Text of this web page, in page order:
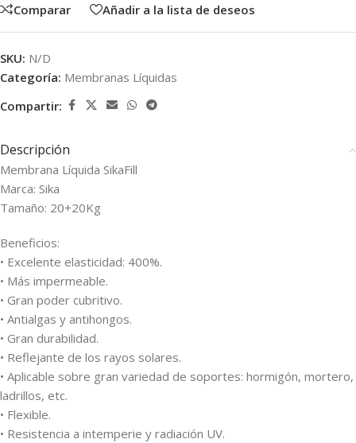
Comparar Añadir a la lista de deseos
SKU: N/D
Categoría: Membranas Líquidas
Compartir:
Descripción
Membrana Líquida SikaFill
Marca: Sika
Tamaño: 20+20Kg
Beneficios:
• Excelente elasticidad: 400%.
• Más impermeable.
• Gran poder cubritivo.
• Antialgas y antihongos.
• Gran durabilidad.
• Reflejante de los rayos solares.
• Aplicable sobre gran variedad de soportes: hormigón, mortero,
ladrillos, etc.
• Flexible.
• Resistencia a intemperie y radiación UV.